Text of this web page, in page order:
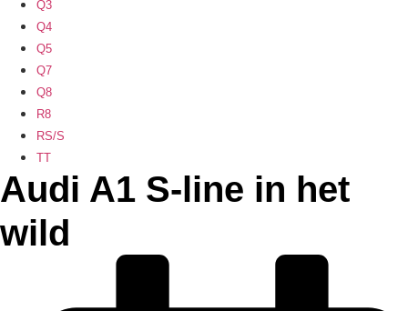
Q3
Q4
Q5
Q7
Q8
R8
RS/S
TT
Audi A1 S-line in het
wild